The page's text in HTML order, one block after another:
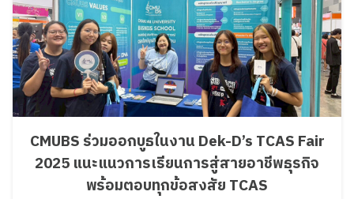
CMUBS ร่วมออกบูธในงาน Dek-D’s TCAS Fair
2025 แนะแนวการเรียนการสู่สายอาชีพธุรกิจ
พร้อมตอบทุกข้อสงสัย TCAS